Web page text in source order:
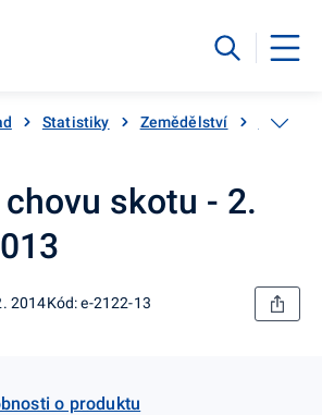
Statistiky Zemědělství
skotu - 2.
2014Kód: e-2122-13
o produktu